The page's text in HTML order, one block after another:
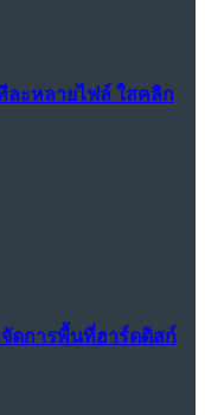
ละหลายไฟล์ ใสคลิก
จัดการพื้นที่ฮาร์ดดิสก์